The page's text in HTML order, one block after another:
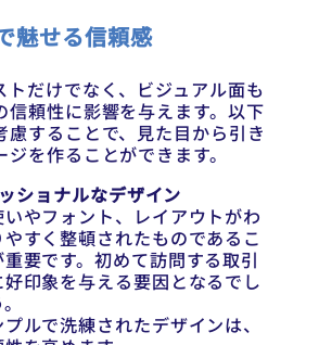
魅せる信頼感
トだけでなく、ビジュアル面も
信頼性に影響を与えます。以下
慮することで、見た目から引き
を作ることができます。
ショナルなデザイン
やフォント、レイアウトがわ
やすく整頓されたものであるこ
重要です。初めて訪問する取引
好印象を与える要因となるでし
ルで洗練されたデザインは、